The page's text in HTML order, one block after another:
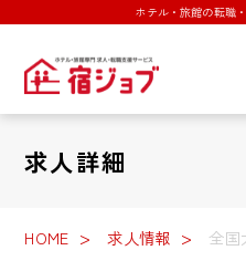
ホテル・旅館の転職
求人詳細
HOME 求人情報
全国